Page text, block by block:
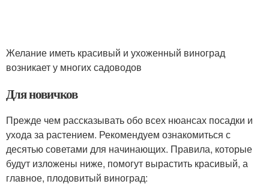
Желание иметь красивый и ухоженный виноград
возникает у многих садоводов
Для новичков
Прежде чем рассказывать обо всех нюансах посадки и
ухода за растением. Рекомендуем ознакомиться с
десятью советами для начинающих. Правила, которые
будут изложены ниже, помогут вырастить красивый, а
главное, плодовитый виноград: